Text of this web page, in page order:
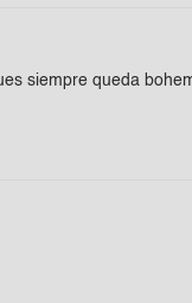
siempre queda